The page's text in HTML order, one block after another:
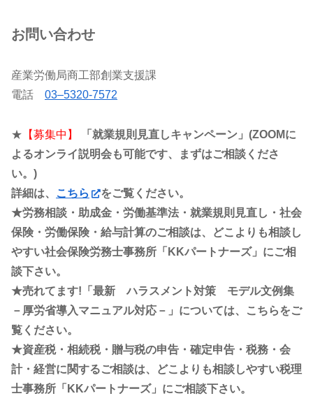
お問い合わせ
産業労働局商工部創業支援課
電話 03–5320-7572
★ 【募集中】
「就業規則見直しキャンペーン」(ZOOMに
よるオンライ説明会も可能です、まずはご相談くださ
い。)
詳細は、
こちら
をご覧ください。
★労務相談・助成金・労働基準法・就業規則見直し・社会
保険・労働保険・給与計算のご相談は、どこよりも相談し
やすい社会保険労務士事務所「KKパートナーズ」にご相
談下さい。
★売れてます!「最新 ハラスメント対策 モデル文例集
－厚労省導入マニュアル対応－」については、こちらをご
覧ください。
★資産税・相続税・贈与税の申告・確定申告・税務・会
計・経営に関するご相談は、どこよりも相談しやすい税理
士事務所「KKパートナーズ」にご相談下さい。